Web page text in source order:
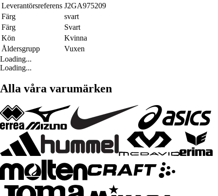
Leverantörsreferens J2GA975209
Färg
svart
Färg
Svart
Kön
Kvinna
Åldersgrupp
Vuxen
Loading...
Loading...
Alla våra varumärken